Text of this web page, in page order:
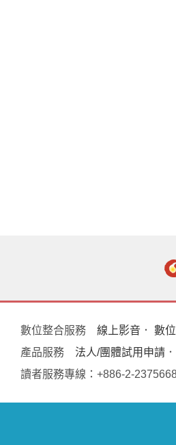
數位整合服務 線上影音 ． 數
產品服務
法人/團體試用申請 ．
讀者服務專線：+886-2-